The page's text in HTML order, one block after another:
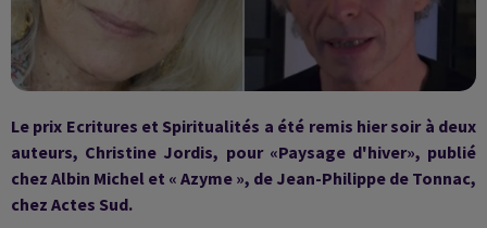
Le prix Ecritures et Spiritualités a été remis hier soir à deux
auteurs, Christine Jordis, pour «Paysage d'hiver», publié
chez Albin Michel et « Azyme », de Jean-Philippe de Tonnac,
chez Actes Sud.